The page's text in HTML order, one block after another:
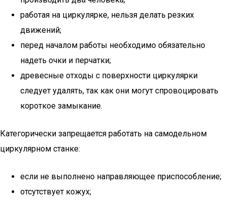
работая на циркулярке, нельзя делать резких
движений;
перед началом работы необходимо обязательно
надеть очки и перчатки;
древесные отходы с поверхности циркулярки
следует удалять, так как они могут спровоцировать
короткое замыкание.
Категорически запрещается работать на самодельном
циркулярном станке:
если не выполнено направляющее приспособление;
отсутствует кожух;